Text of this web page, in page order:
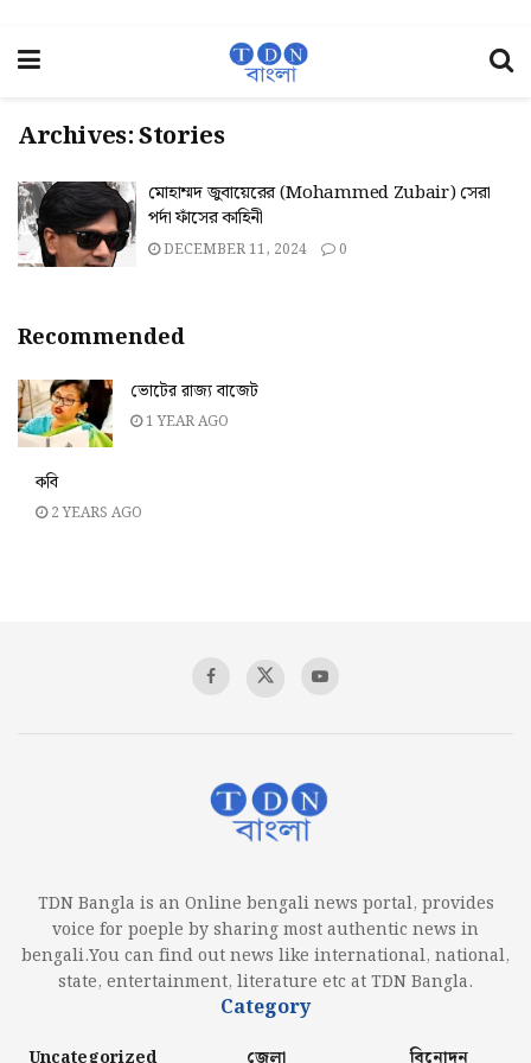
Archives:Stories
মোহাম্মদ জুবায়েরের (Mohammed Zubair) সেরা
পর্দা ফাঁসের কাহিনী
DECEMBER 11, 2024 0
Recommended
ভোটের রাজ্য বাজেট
1 YEAR AGO
কবি
2 YEARS AGO
TDN Bangla is an Online bengali news portal, provides
voice for poeple by sharing most authentic news in
bengali.You can find out news like international, national,
state, entertainment, literature etc at TDN Bangla.
Category